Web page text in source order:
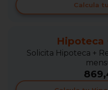
Calcula
Hipoteca
Solicita Hipoteca +